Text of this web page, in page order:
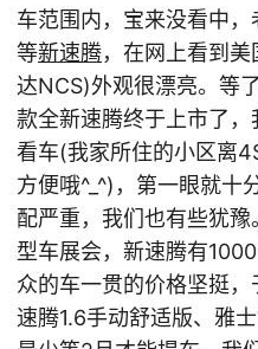
车范围内，宝来没看中
等新速腾，在网上看到
达NCS)外观很漂亮。等
款全新速腾终于上市了
看车(我家所住的小区离
方便哦^_^)，第一眼就十
配严重，我们也有些犹
型车展会，新速腾有
众的车一贯的价格坚挺
速腾1.6手动舒适版、雅